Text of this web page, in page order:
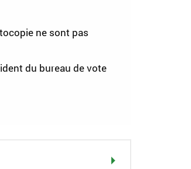
ne sont pas
du bureau de vote